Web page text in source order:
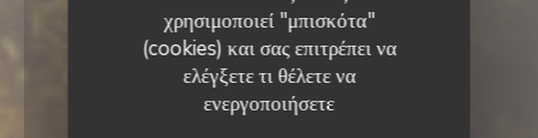
χρησιμοποιεί "μπισκότα"
(cookies) και σας επιτρέπει να
ελέγξετε τι θέλετε να
ενεργοποιήσετε
Le Neptune